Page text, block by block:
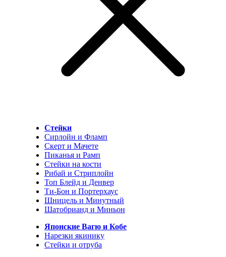
Стейки
Сирлойн и Фламп
Скерт и Мачете
Пиканья и Рамп
Стейки на кости
Рибай и Стриплойн
Топ Блейд и Денвер
Ти-Бон и Портерхаус
Шницель и Минутный
Шатобрианд и Миньон
Японские Вагю и Кобе
Нарезки якинику
Стейки и отруба